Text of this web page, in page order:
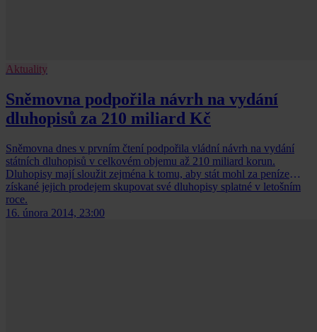
Aktuality
Sněmovna podpořila návrh na vydání
dluhopisů za 210 miliard Kč
Sněmovna dnes v prvním čtení podpořila vládní návrh na vydání
státních dluhopisů v celkovém objemu až 210 miliard korun.
Dluhopisy mají sloužit zejména k tomu, aby stát mohl za peníze
získané jejich prodejem skupovat své dluhopisy splatné v letošním
roce.
16. února 2014, 23:00